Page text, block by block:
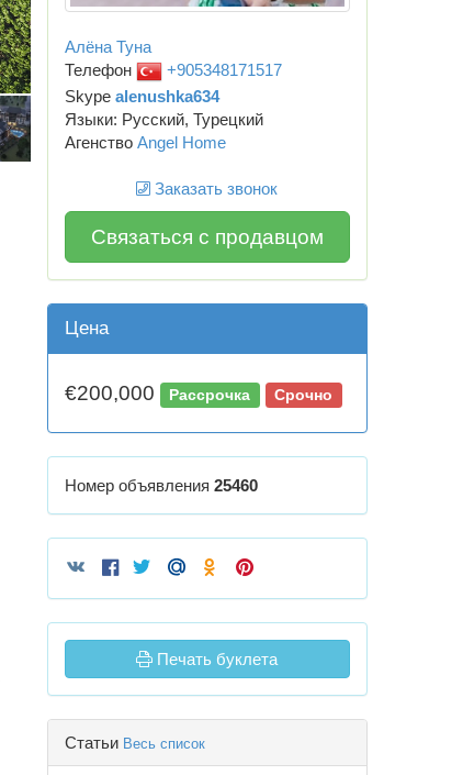
Алёна Туна
Телефон
+905348171517
Skype alenushka634
Языки: Русский, Турецкий
Агенство Angel Home
Заказать звонок
Связаться с продавцом
Цена
€200,000 Рассрочка Срочно
Номер объявления 25460
Печать буклета
Статьи Весь список